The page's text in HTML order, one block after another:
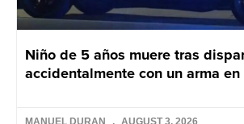
Niño de 5 años muere tras
accidentalmente con un arma
MANUEL DURAN AUGUST 3, 2026